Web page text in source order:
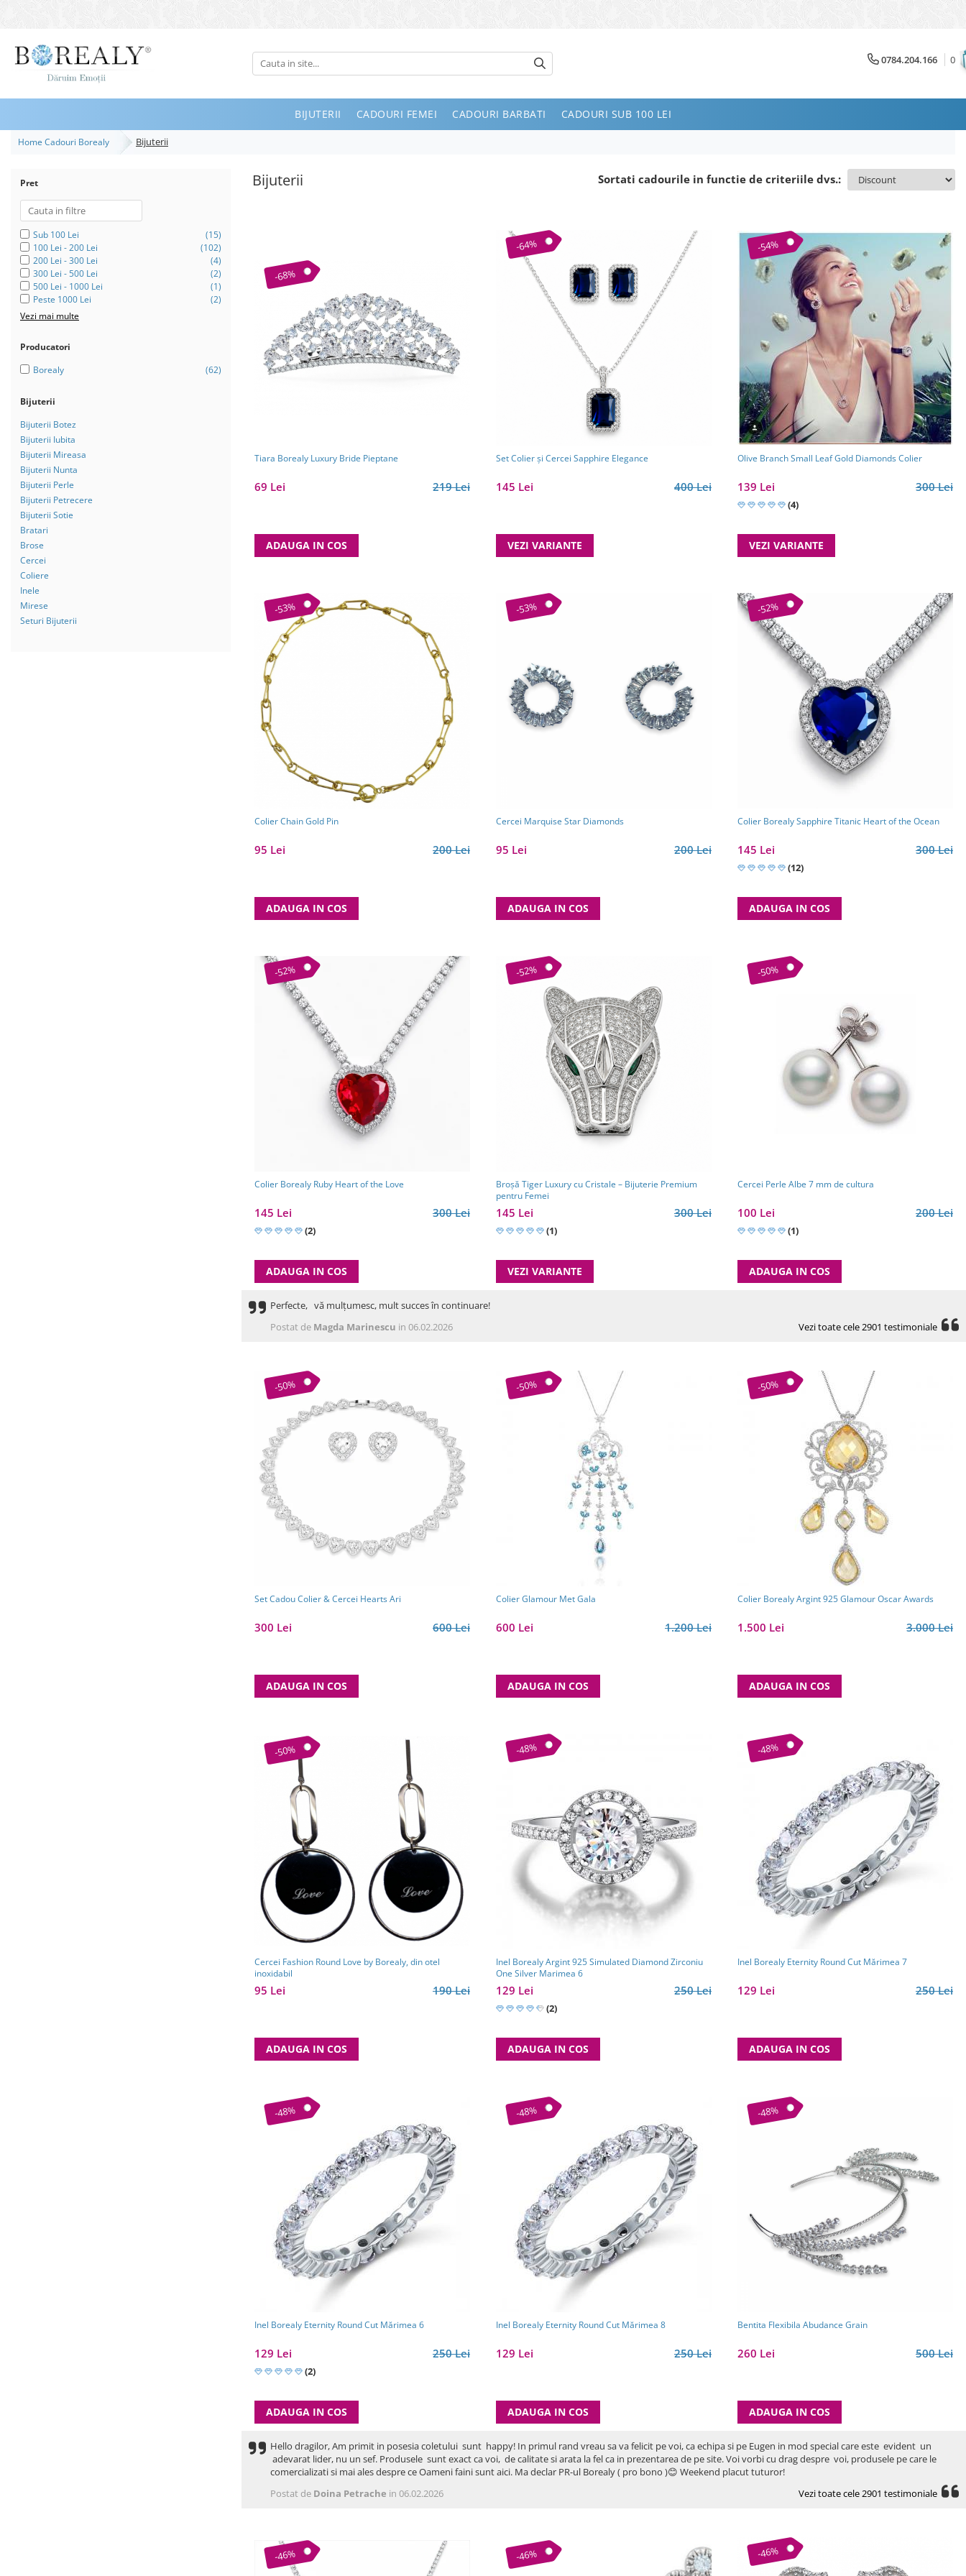
Bijuterii
Inele
Bratari
Seturi
Brose
Tiare
Destinatari
Bijuterii Femei
Bijuterii Copii
Bijuterii Mirese
Selectii
Reduceri
Cele mai vandute
Cele mai votate
Cu video
Pret
0 Lei - 100 Lei
100 Lei - 200 Lei
200 Lei - 300 Lei
300 Lei - 500 Lei
500 Lei - 1000 Lei
1000 Lei +
0784.204.166 0
BIJUTERII CADOURI FEMEI CADOURI BARBATI CADOURI SUB 100 LEI
Home Cadouri Borealy Bijuterii
Bijuterii Sortati cadourile in functie de criteriile dvs.:
Pret
Sub 100 Lei
(15)
100 Lei - 200 Lei
(102)
200 Lei - 300 Lei
(4)
300 Lei - 500 Lei
(2)
500 Lei - 1000 Lei
(1)
Peste 1000 Lei
(2)
Vezi mai multe
Producatori
Borealy
(62)
Bijuterii
Bijuterii Botez
Bijuterii Iubita
Bijuterii Mireasa
Bijuterii Nunta
Bijuterii Perle
Bijuterii Petrecere
Bijuterii Sotie
Bratari
Brose
Cercei
Coliere
Inele
Mirese
Seturi Bijuterii
-68%
Tiara Borealy Luxury Bride Pieptane
219 Lei
69 Lei
ADAUGA IN COS
-64%
Set Colier și Cercei Sapphire Elegance
400 Lei
145 Lei
VEZI VARIANTE
-54%
Olive Branch Small Leaf Gold Diamonds Colier
300 Lei
139 Lei
(4)
VEZI VARIANTE
-53%
Colier Chain Gold Pin
200 Lei
95 Lei
ADAUGA IN COS
-53%
Cercei Marquise Star Diamonds
200 Lei
95 Lei
ADAUGA IN COS
-52%
Colier Borealy Sapphire Titanic Heart of the Ocean
300 Lei
145 Lei
(12)
ADAUGA IN COS
-52%
Colier Borealy Ruby Heart of the Love
300 Lei
145 Lei
(2)
ADAUGA IN COS
-52%
Broșă Tiger Luxury cu Cristale – Bijuterie Premium
pentru Femei
300 Lei
145 Lei
(1)
VEZI VARIANTE
-50%
Cercei Perle Albe 7 mm de cultura
200 Lei
100 Lei
(1)
ADAUGA IN COS
Perfecte, vă mulțumesc, mult succes în continuare!
Postat de Magda Marinescu in 06.02.2026 Vezi toate cele 2901 testimoniale
-50%
Set Cadou Colier & Cercei Hearts Ari
600 Lei
300 Lei
ADAUGA IN COS
-50%
Colier Glamour Met Gala
1.200 Lei
600 Lei
ADAUGA IN COS
-50%
Colier Borealy Argint 925 Glamour Oscar Awards
3.000 Lei
1.500 Lei
ADAUGA IN COS
-50%
Cercei Fashion Round Love by Borealy, din otel
inoxidabil
190 Lei
95 Lei
ADAUGA IN COS
-48%
Inel Borealy Argint 925 Simulated Diamond Zirconiu
One Silver Marimea 6
250 Lei
129 Lei
(2)
ADAUGA IN COS
-48%
Inel Borealy Eternity Round Cut Mărimea 7
250 Lei
129 Lei
ADAUGA IN COS
-48%
Inel Borealy Eternity Round Cut Mărimea 6
250 Lei
129 Lei
(2)
ADAUGA IN COS
-48%
Inel Borealy Eternity Round Cut Mărimea 8
250 Lei
129 Lei
ADAUGA IN COS
-48%
Bentita Flexibila Abudance Grain
500 Lei
260 Lei
ADAUGA IN COS
Hello dragilor, Am primit in posesia coletului sunt happy! In primul rand vreau sa va felicit pe voi, ca echipa si pe Eugen in mod special care este evident un
adevarat lider, nu un sef. Produsele sunt exact ca voi, de calitate si arata la fel ca in prezentarea de pe site. Voi vorbi cu drag despre voi, produsele pe care le
comercializati si mai ales despre ce Oameni faini sunt aici. Ma declar PR-ul Borealy ( pro bono )😊 Weekend placut tuturor!
Postat de Doina Petrache in 06.02.2026 Vezi toate cele 2901 testimoniale
-46% -46% -46%